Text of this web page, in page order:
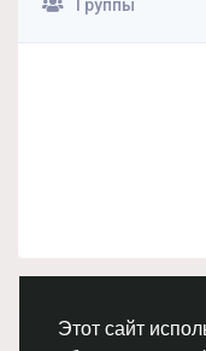
Этот сайт
Группы
© 2026 Chimba!